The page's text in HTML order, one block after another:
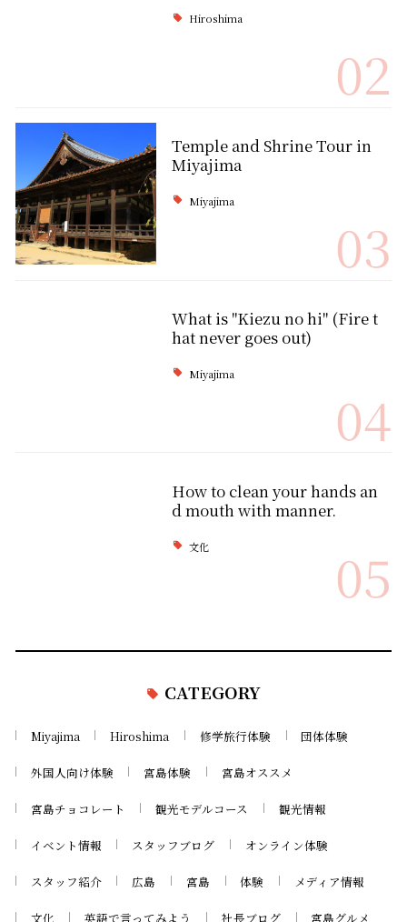
Hiroshima
02
Temple and Shrine Tour in
Miyajima
Miyajima
03
What is "Kiezu no hi" (Fire t
hat never goes out)
Miyajima
04
How to clean your hands an
d mouth with manner.
文化 05
CATEGORY
Miyajima Hiroshima 修学旅行体験 団体体験
外国人向け体験 宮島体験 宮島オススメ
宮島チョコレート 観光モデルコース 観光情報
イベント情報 スタッフブログ オンライン体験
スタッフ紹介 広島 宮島 体験 メディア情報
文化 英語で言ってみよう 社長ブログ 宮島グルメ